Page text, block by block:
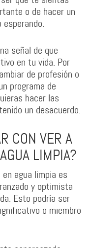
o de hacer un
señal de que
en tu vida. Por
de profesión o
programa de
hacer las
un desacuerdo.
CON VER A
LIMPIA?
agua limpia es
y optimista
Esto podría ser
o miembro